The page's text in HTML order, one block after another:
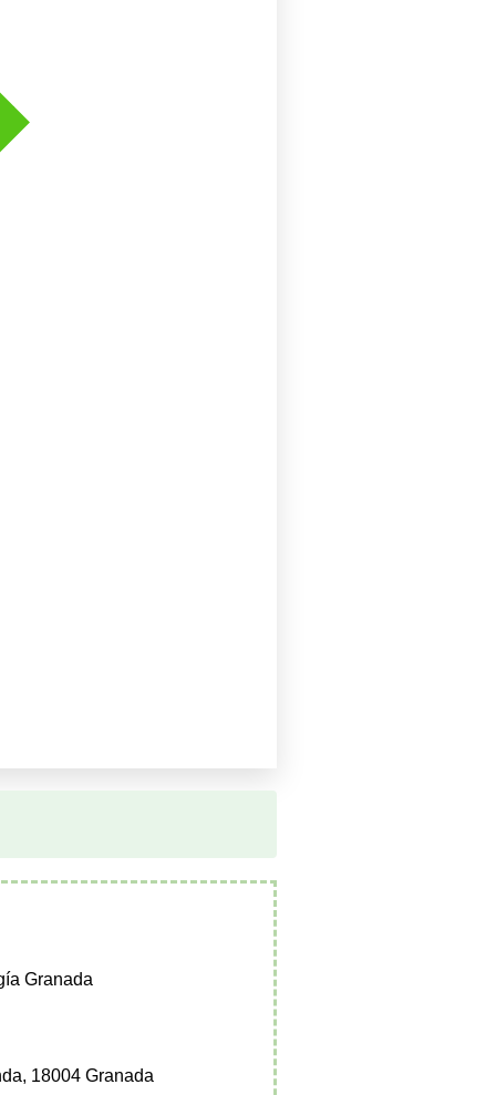
Granada
18004 Granada